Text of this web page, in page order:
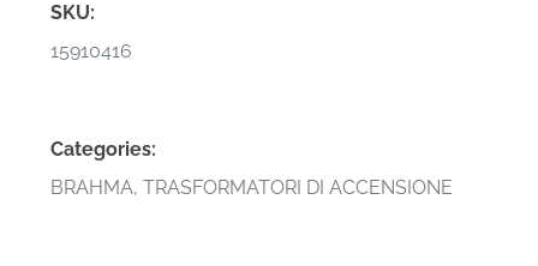
SKU:
15910416
Categories:
BRAHMA,TRASFORMATORI DI ACCENSIONE